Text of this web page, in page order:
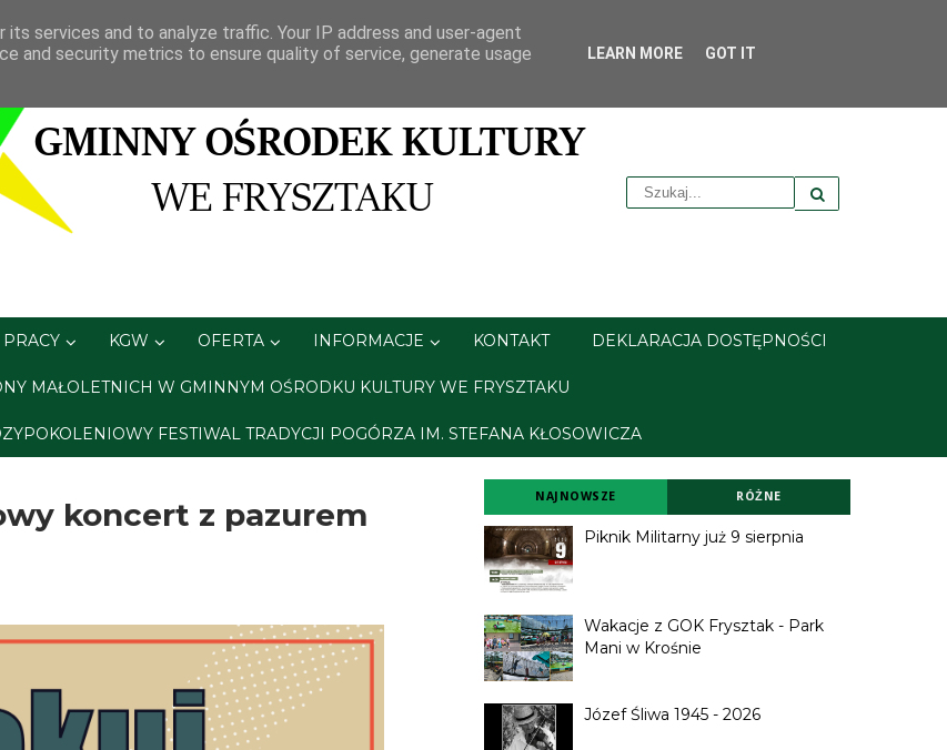
KGW OFERTA INFORMACJE KONTAKT DEKLARACJA DOSTĘPNOŚCI
MAŁOLETNICH W GMINNYM OŚRODKU KULTURY WE FRYSZTAKU
FESTIWAL TRADYCJI POGÓRZA IM. STEFANA KŁOSOWICZA
koncert z pazurem NAJNOWSZE RÓŻNE
Piknik Militarny już 9 sierpnia
Wakacje z GOK Frysztak - Park
Mani w Krośnie
Józef Śliwa 1945 - 2026
services and to analyze traffic. Your IP address and user-agent
and security metrics to ensure quality of service, generate usage
LEARN MORE GOT IT